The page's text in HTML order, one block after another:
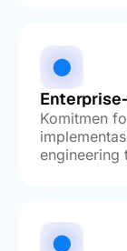
Komitmen
engineering